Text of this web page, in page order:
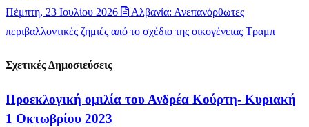
Πέμπτη, 23 Ιουλίου 2026
Αλβανία: Ανεπανόρθωτες
περιβαλλοντικές ζημιές από το σχέδιο της οικογένειας Τραμπ
Σχετικές Δημοσιεύσεις
Προεκλογική ομιλία του Ανδρέα Κούρτη- Κυριακή
1 Οκτωβρίου 2023